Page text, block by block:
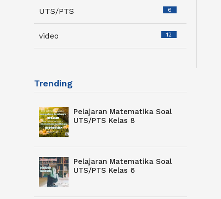
UTS/PTS 6
video 12
Trending
Pelajaran Matematika Soal
UTS/PTS Kelas 8
Pelajaran Matematika Soal
UTS/PTS Kelas 6